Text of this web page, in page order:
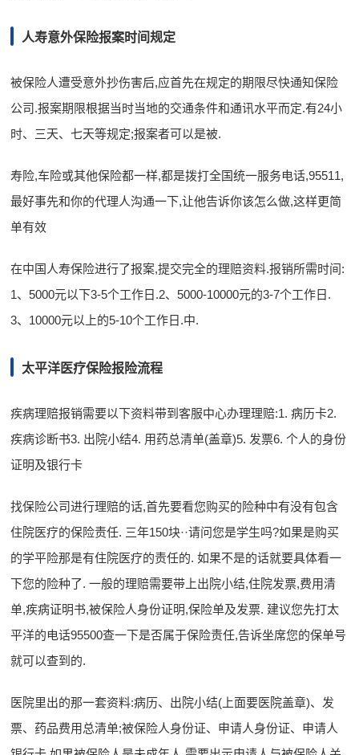
人寿意外保险报案时间规定
被保险人遭受意外抄伤害后,应首先在规定的期限尽快通知保险
公司.报案期限根据当时当地的交通条件和通讯水平而定.有24小
时、三天、七天等规定;报案者可以是被.
寿险,车险或其他保险都一样,都是拨打全国统一服务电话,95511,
最好事先和你的代理人沟通一下,让他告诉你该怎么做,这样更简
单有效
在中国人寿保险进行了报案,提交完全的理赔资料.报销所需时间:
1、5000元以下3-5个工作日.2、5000-10000元的3-7个工作日.
3、10000元以上的5-10个工作日.中.
太平洋医疗保险报险流程
疾病理赔报销需要以下资料带到客服中心办理理赔:1. 病历卡2.
疾病诊断书3. 出院小结4. 用药总清单(盖章)5. 发票6. 个人的身份
证明及银行卡
找保险公司进行理赔的话,首先要看您购买的险种中有没有包含
住院医疗的保险责任. 三年150块··请问您是学生吗?如果是购买
的学平险那是有住院医疗的责任的. 如果不是的话就要具体看一
下您的险种了. 一般的理赔需要带上出院小结,住院发票,费用清
单,疾病证明书,被保险人身份证明,保险单及发票. 建议您先打太
平洋的电话95500查一下是否属于保险责任,告诉坐席您的保单号
就可以查到的.
医院里出的那一套资料:病历、出院小结(上面要医院盖章)、发
票、药品费用总清单;被保险人身份证、申请人身份证、申请人